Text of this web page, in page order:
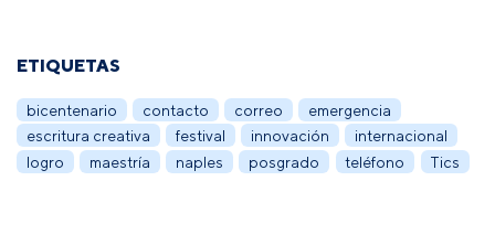
ETIQUETAS
bicentenario contacto correo
emergencia
escritura creativa
festival innovación
internacional
logro
maestría naples posgrado teléfono Tics